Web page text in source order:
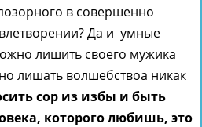
в совершенно
Да и умные
лишить своего мужика
лишать волшебствоа никак
сор из избы и быть
которого любишь, это